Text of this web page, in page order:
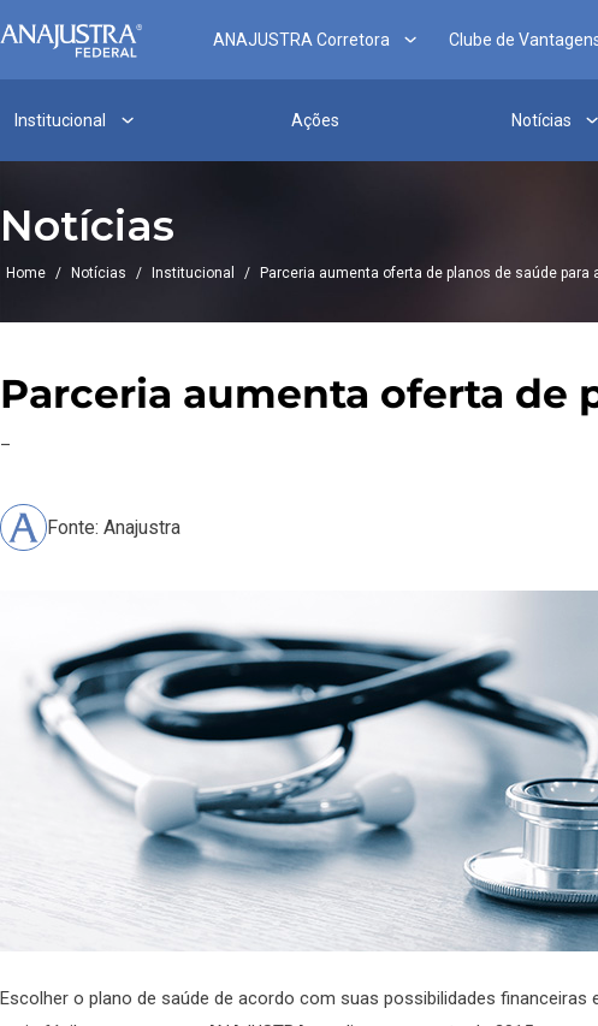
ANAJUSTRA Corretora Clube de
Institucional Ações Notícias
Notícias
Home / Notícias / Institucional / Parceria aumenta oferta de planos de saúde para
Parceria aumenta oferta de
–
Fonte: Anajustra
Escolher o plano de saúde de acordo com suas possibilidades